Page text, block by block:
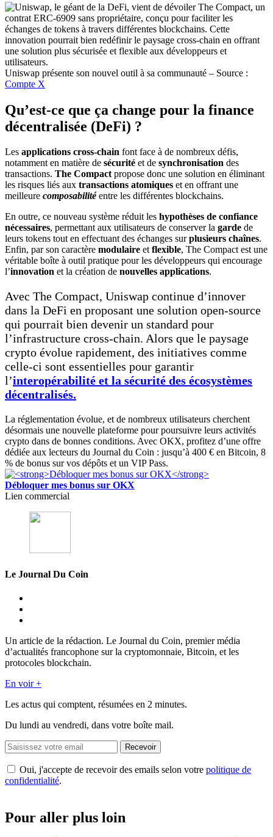
Uniswap présente son nouvel outil à sa communauté – Source :
Compte X
Qu’est-ce que ça change pour la finance
décentralisée (DeFi) ?
Les applications cross-chain font face à de nombreux défis,
notamment en matière de sécurité et de synchronisation des
transactions. The Compactpropose donc une solution en éliminant
les risques liés aux transactions atomiques et en offrant une
meilleure composabilitéentre les différentes blockchains.
En outre, ce nouveau système réduit les hypothèses de confiance
nécessaires, permettant aux utilisateurs de conserver la garde de
leurs tokens tout en effectuant des échanges surplusieurs chaînes.
Enfin, par son caractère modulaire etflexible, The Compact est une
véritable boîte à outil pratique pour les développeurs qui encourage
l’innovation et la création de nouvelles applications.
Avec The Compact, Uniswap continue d’innover
dans la DeFi en proposant une solution open-source
qui pourrait bien devenir un standard pour
l’infrastructure cross-chain. Alors que le paysage
crypto évolue rapidement, des initiatives comme
celle-ci sont essentielles pour garantir
l’interopérabilité et la sécurité des écosystèmes
décentralisés.
La réglementation évolue, et de nombreux utilisateurs cherchent
désormais une nouvelle plateforme pour poursuivre leurs activités
crypto dans de bonnes conditions. Avec OKX, profitez d’une offre
dédiée aux lecteurs du Journal du Coin : jusqu’à 400 € en Bitcoin, 8
% de bonus sur vos dépôts et un VIP Pass.
Débloquer mes bonus sur OKX
Lien commercial
Le Journal Du Coin
Un article de la rédaction. Le Journal du Coin, premier média
d’actualités francophone sur la cryptomonnaie, Bitcoin, et les
protocoles blockchain.
En voir +
Les actus qui comptent, résumées en 2 minutes.
Du lundi au vendredi, dans votre boîte mail.
Recevoir
Oui, j'accepte de recevoir des emails selon votre politique de
confidentialité.
Pour aller plus loin